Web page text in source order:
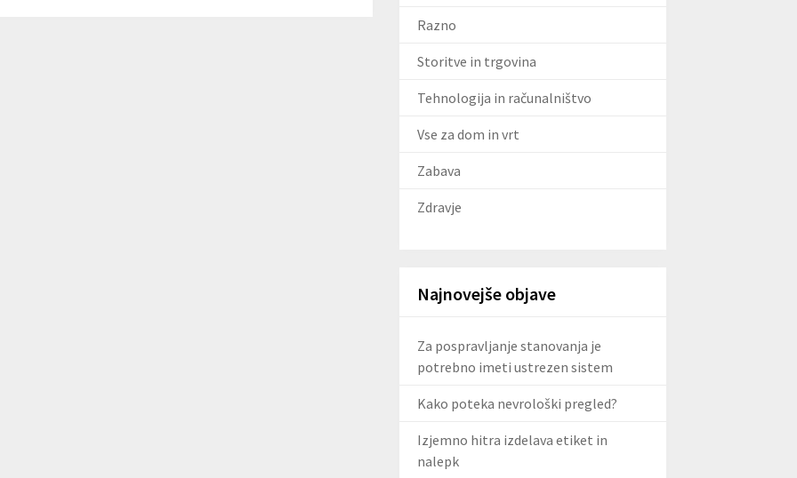
Razno
Storitve in trgovina
Tehnologija in računalništvo
Vse za dom in vrt
Zabava
Zdravje
Najnovejše objave
Za pospravljanje stanovanja je
potrebno imeti ustrezen sistem
Kako poteka nevrološki pregled?
Izjemno hitra izdelava etiket in
nalepk